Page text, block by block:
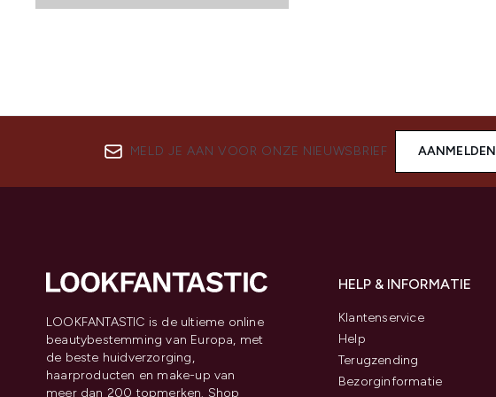
MELD JE AAN VOOR ONZE NIEUWSBRIEF AANMELDEN
LOOKFANTASTIC is de ultieme online
beautybestemming van Europa, met
de beste huidverzorging,
haarproducten en make-up van
meer dan 200 topmerken. Shop
HELP & INFORMATIE
Klantenservice
Help
Terugzending
Bezorginformatie